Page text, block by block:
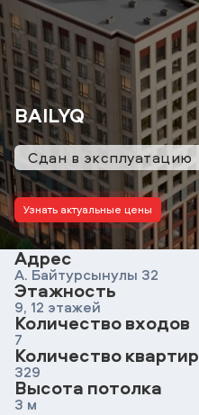
BAILYQ
Сдан в эксплуатацию
Узнать актуальные цены
Адрес
А. Байтурсынулы 32
Этажность
9, 12 этажей
Количество входов
7
Количество квартир
329
Высота потолка
3 м